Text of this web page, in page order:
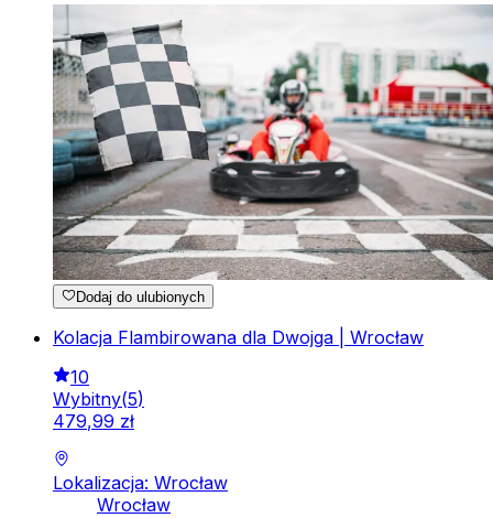
Dodaj do ulubionych
Kolacja Flambirowana dla Dwojga | Wrocław
10
Wybitny(5)
479,99 zł
Lokalizacja: Wrocław
Wrocław